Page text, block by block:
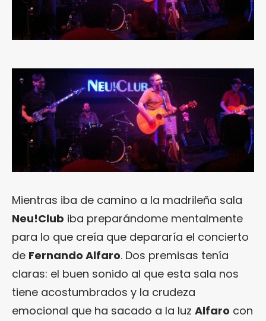
Mientras iba de camino a la madrileña sala
Neu!Club iba preparándome mentalmente
para lo que creía que depararía el concierto
de Fernando Alfaro. Dos premisas tenía
claras: el buen sonido al que esta sala nos
tiene acostumbrados y la crudeza
emocional que ha sacado a la luz Alfaro con